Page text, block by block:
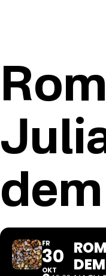
FR
30
OKT